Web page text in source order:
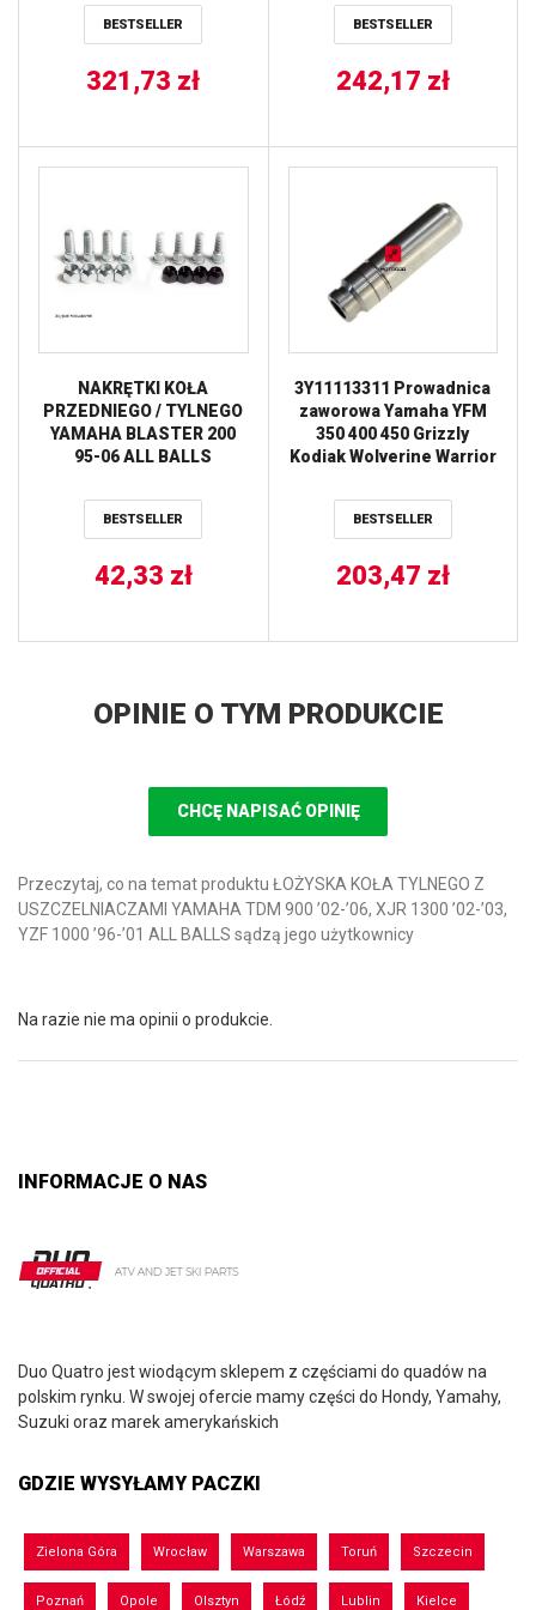
BESTSELLER
321,73 zł
BESTSELLER
242,17 zł
NAKRĘTKI KOŁA
PRZEDNIEGO / TYLNEGO
YAMAHA BLASTER 200
95-06 ALL BALLS
BESTSELLER
42,33 zł
3Y11113311 Prowadnica
zaworowa Yamaha YFM
350 400 450 Grizzly
Kodiak Wolverine Warrior
BESTSELLER
203,47 zł
OPINIE O TYM PRODUKCIE
CHCĘ NAPISAĆ OPINIĘ
Przeczytaj, co na temat produktu ŁOŻYSKA KOŁA TYLNEGO Z
USZCZELNIACZAMI YAMAHA TDM 900 ’02-’06, XJR 1300 ’02-’03,
YZF 1000 ’96-’01 ALL BALLS sądzą jego użytkownicy
Na razie nie ma opinii o produkcie.
INFORMACJE O NAS
Duo Quatro jest wiodącym sklepem z częściami do quadów na
polskim rynku. W swojej ofercie mamy części do Hondy, Yamahy,
Suzuki oraz marek amerykańskich
GDZIE WYSYŁAMY PACZKI
Zielona Góra Wrocław Warszawa Toruń Szczecin
Poznań Opole Olsztyn Łódź Lublin Kielce